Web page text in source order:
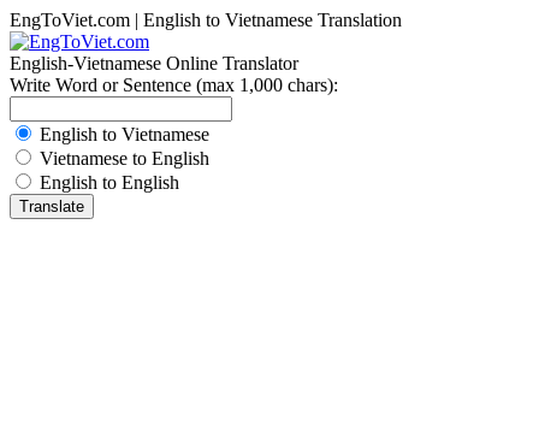
EngToViet.com | English to Vietnamese Translation
English-Vietnamese Online Translator
Write Word or Sentence (max 1,000 chars):
English to Vietnamese
Vietnamese to English
English to English